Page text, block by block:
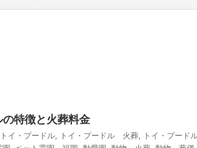
の特徴と火葬料金
トイ・プードル, トイ・プードル 火葬, トイ・プード